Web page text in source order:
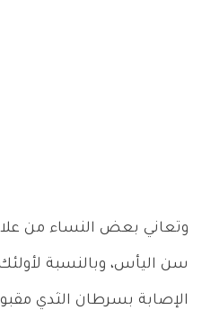
وتعاني بعض النساء من
سن اليأس، وبالنسبة
الإصابة بسرطان الثدي